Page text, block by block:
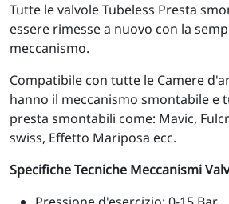
Tutte le valvole Tubeless Presta
essere rimesse a nuovo con la
meccanismo.
Compatibile con tutte le Camere
hanno il meccanismo smontabile e
presta smontabili come: Mavic,
swiss, Effetto Mariposa ecc.
Specifiche Tecniche Meccanismi